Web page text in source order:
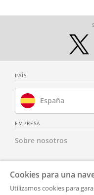
PAÍS
España
Francia
Reino Unido
EMPRESA
Sobre nosotros
Contacta con nosotros
Para abogados
Cookies para una
Utilizamos cookies para